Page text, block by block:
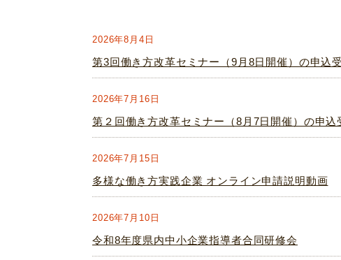
2026年8月4日
第3回働き方改革セミナー（9月8日開催）の申込
2026年7月16日
第２回働き方改革セミナー（8月7日開催）の申込
2026年7月15日
多様な働き方実践企業 オンライン申請説明動画
2026年7月10日
令和8年度県内中小企業指導者合同研修会